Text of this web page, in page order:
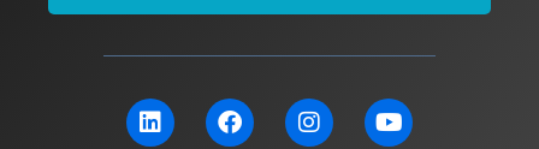
L
i
F
a
I
n
Y
o